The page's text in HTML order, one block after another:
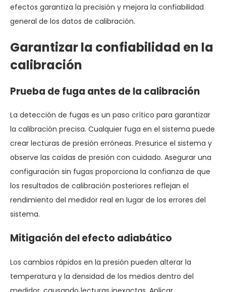
efectos garantiza la precisión y mejora la confiabilidad
general de los datos de calibración.
Garantizar la confiabilidad en la
calibración
Prueba de fuga antes de la calibración
La detección de fugas es un paso crítico para garantizar
la calibración precisa. Cualquier fuga en el sistema puede
crear lecturas de presión erróneas. Presurice el sistema y
observe las caídas de presión con cuidado. Asegurar una
configuración sin fugas proporciona la confianza de que
los resultados de calibración posteriores reflejan el
rendimiento del medidor real en lugar de los errores del
sistema.
Mitigación del efecto adiabático
Los cambios rápidos en la presión pueden alterar la
temperatura y la densidad de los medios dentro del